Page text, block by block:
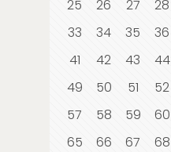
25
26 27 28
33
34 35 36
41
42 43 44
49
50 51 52
57
58 59 60
65
66 67 68